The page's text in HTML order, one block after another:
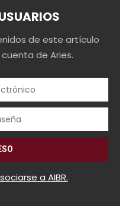
de este artículo
de Aries.
a AIBR.